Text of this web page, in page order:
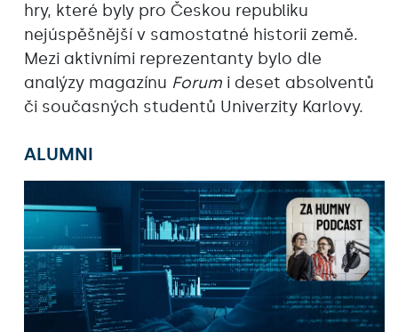
hry, které byly pro Českou republiku
nejúspěšnější v samostatné historii země.
Mezi aktivními reprezentanty bylo dle
analýzy magazínu Forum i deset absolventů
či současných studentů Univerzity Karlovy.
ALUMNI